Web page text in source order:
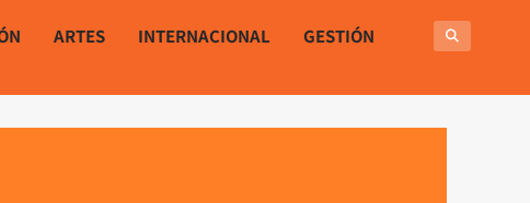
ARTES INTERNACIONAL GESTIÓN